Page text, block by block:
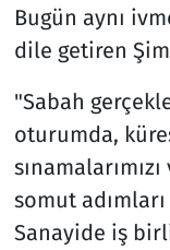
Bugün aynı
dile getiren
"Sabah
oturumda,
somut
Sanayide iş